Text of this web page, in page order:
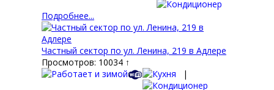
Подробнее...
Частный сектор по ул. Ленина, 219 в Адлере
Просмотров: 10034 ↑
|